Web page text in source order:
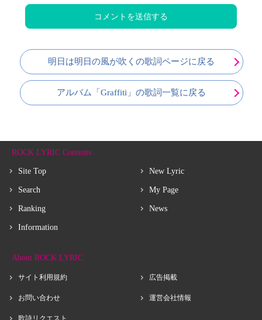
コメントを送信する
明日は明日の風が吹くの歌詞ページに戻る
アルバム「Graffiti」の歌詞一覧に戻る
ROCK LYRIC Contents
Site Top
Search
Ranking
Information
New Lyric
My Page
News
About ROCK LYRIC
サイト利用規約
お問い合わせ
歌詩リクエスト
広告掲載
運営会社情報